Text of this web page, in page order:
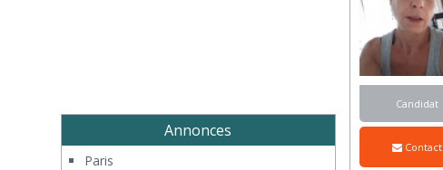
Candidat
Contact
Annonces
Paris